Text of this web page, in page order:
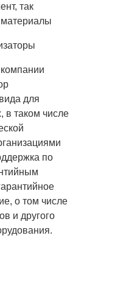
так
для
в таком числе
по
о том числе
и другого